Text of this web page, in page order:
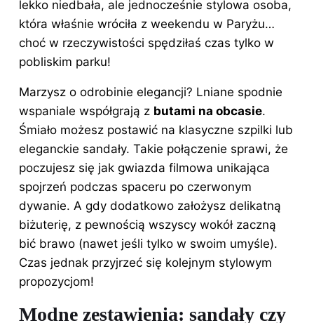
lekko niedbała, ale jednocześnie stylowa osoba,
która właśnie wróciła z weekendu w Paryżu…
choć w rzeczywistości spędziłaś czas tylko w
pobliskim parku!
Marzysz o odrobinie elegancji? Lniane spodnie
wspaniale współgrają z butami na obcasie.
Śmiało możesz postawić na klasyczne szpilki lub
eleganckie sandały. Takie połączenie sprawi, że
poczujesz się jak gwiazda filmowa unikająca
spojrzeń podczas spaceru po czerwonym
dywanie. A gdy dodatkowo założysz delikatną
biżuterię, z pewnością wszyscy wokół zaczną
bić brawo (nawet jeśli tylko w swoim umyśle).
Czas jednak przyjrzeć się kolejnym stylowym
propozycjom!
Modne zestawienia: sandały czy